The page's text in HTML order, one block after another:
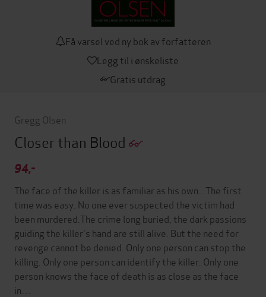
Få varsel ved ny bok av forfatteren
Legg til i ønskeliste
Gratis utdrag
Gregg Olsen
Closer than Blood
94,-
The face of the killer is as familiar as his own...The first
time was easy. No one ever suspected the victim had
been murdered.The crime long buried, the dark passions
guiding the killer's hand are still alive. But the need for
revenge cannot be denied. Only one person can stop the
killing. Only one person can identify the killer. Only one
person knows the face of death is as close as the face
in…